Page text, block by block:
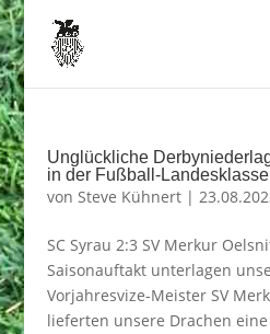
Unglückliche
in der Fußball-
von Steve Kühnert|
SC Syrau 2:3 SV Merkur
Saisonauftakt unterlagen
Vorjahresvize-Meister SV
lieferten unsere Drachen